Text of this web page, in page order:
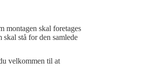
skal foretages
stå for den samlede
velkommen til at